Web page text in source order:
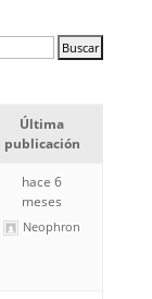
Última
publicación
hace 6
meses
Neophron